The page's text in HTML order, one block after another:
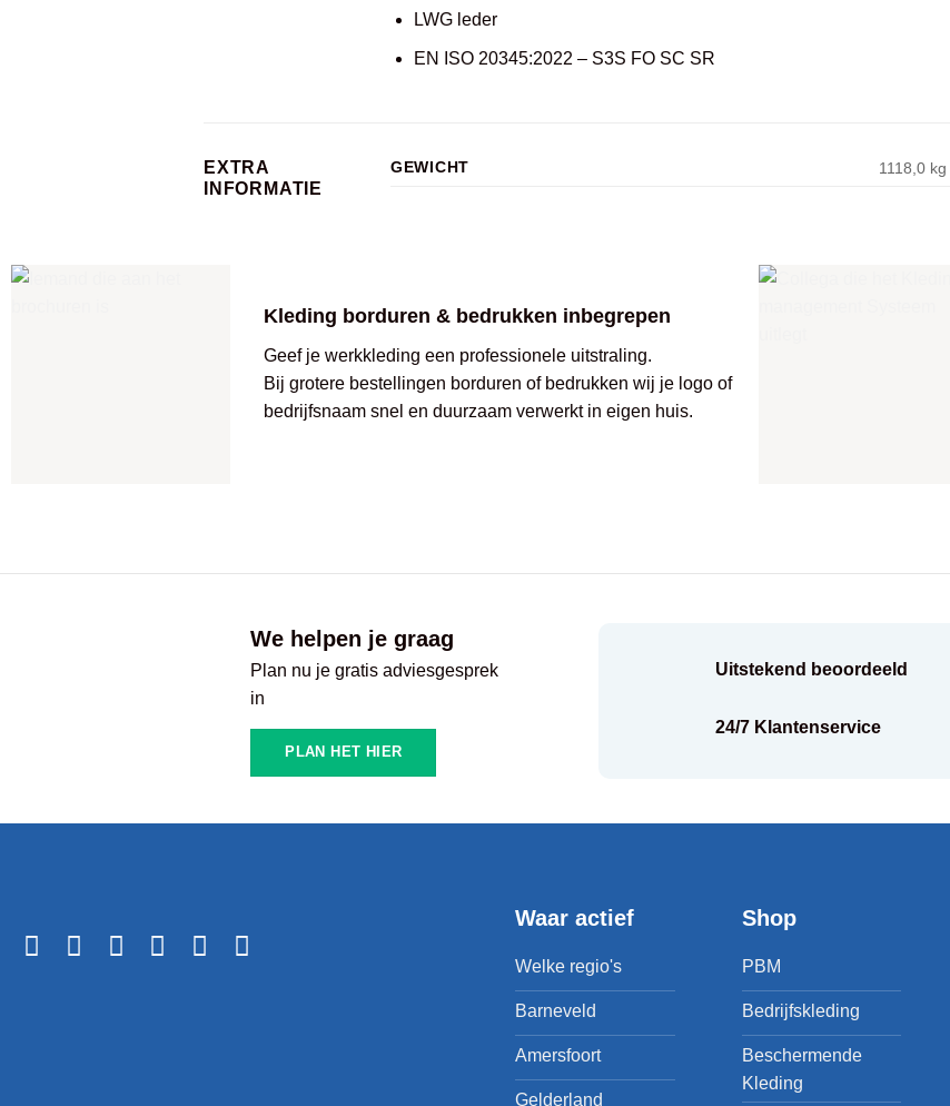
LWG leder
EN ISO 20345:2022 – S3S FO SC SR
EXTRA
INFORMATIE
GEWICHT 1118,0 kg
Kleding borduren & bedrukken inbegrepen
Geef je werkkleding een professionele uitstraling.
Bij grotere bestellingen borduren of bedrukken wij je logo of
bedrijfsnaam snel en duurzaam verwerkt in eigen huis.
We helpen je graag
Plan nu je gratis adviesgesprek
in
PLAN HET HIER
Uitstekend beoordeeld
24/7 Klantenservice
Waar actief
Welke regio's
Barneveld
Amersfoort
Gelderland
Shop
PBM
Bedrijfskleding
Beschermende
Kleding